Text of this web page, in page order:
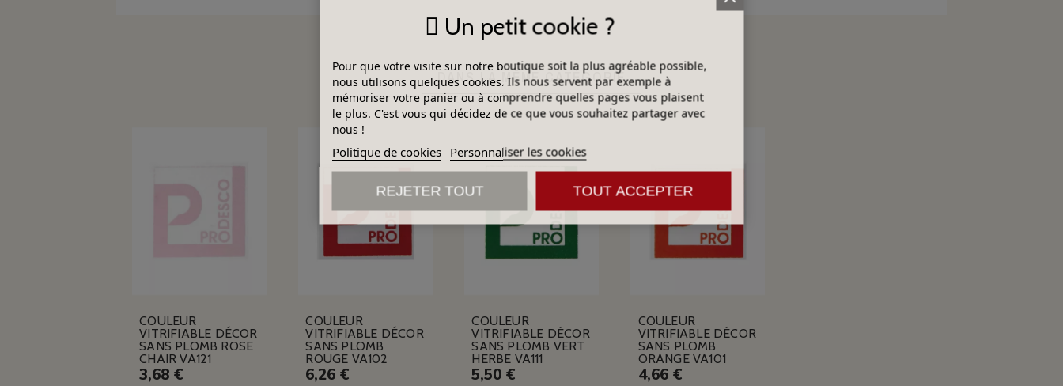
DANS LA MÊME CATÉGORIE
COULEUR
VITRIFIABLE DÉCOR
SANS PLOMB ROSE
CHAIR VA121
3,68 €
COULEUR
VITRIFIABLE DÉCOR
SANS PLOMB
ROUGE VA102
6,26 €
COULEUR
VITRIFIABLE DÉCOR
SANS PLOMB VERT
HERBE VA111
5,50 €
COULEUR
VITRIFIABLE DÉCOR
SANS PLOMB
ORANGE VA101
4,66 €
Un petit cookie ?
Pour que votre visite sur notre boutique soit la plus agréable possible,
nous utilisons quelques cookies. Ils nous servent par exemple à
mémoriser votre panier ou à comprendre quelles pages vous plaisent
le plus. C'est vous qui décidez de ce que vous souhaitez partager avec
nous !
Politique de cookies Personnaliser les cookies
REJETER TOUT TOUT ACCEPTER